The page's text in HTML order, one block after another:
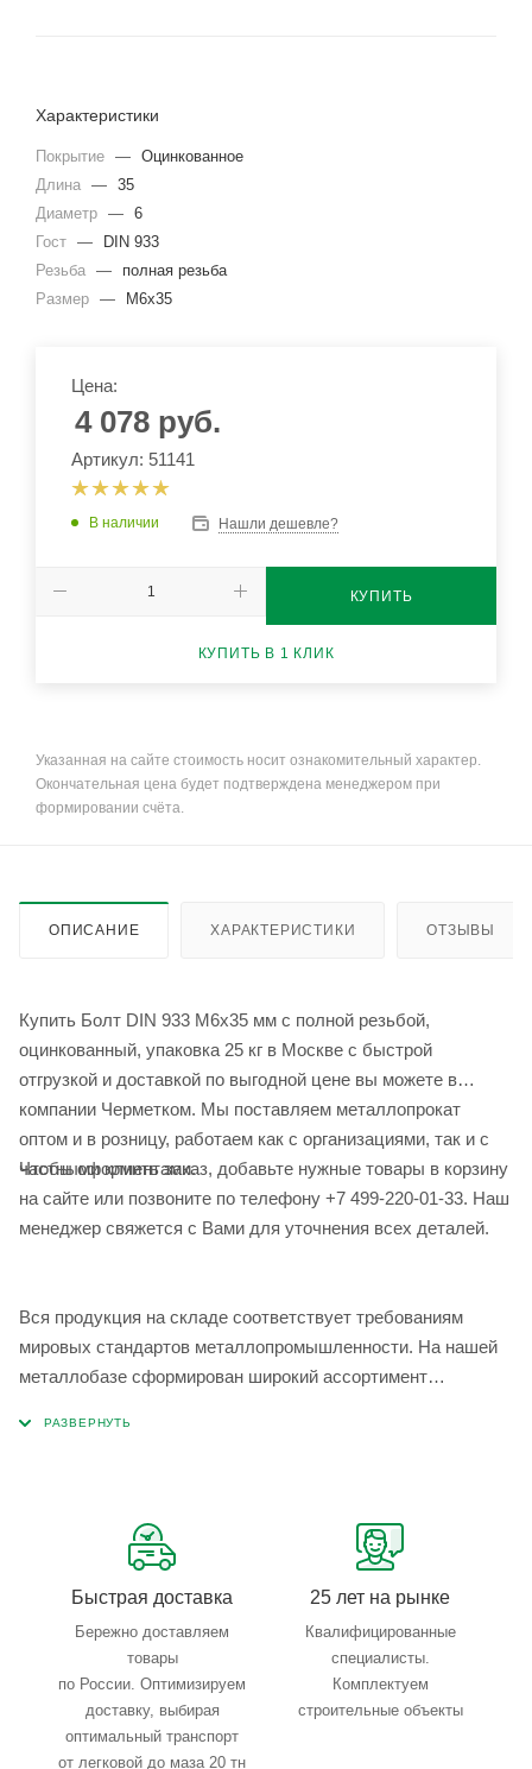
Характеристики
Покрытие — Оцинкованное
Длина — 35
Диаметр — 6
Гост —
DIN 933
Резьба —
полная резьба
Размер — М6х35
Цена:
4 078 руб.
Артикул: 51141
В наличии Нашли дешевле?
КУПИТЬ
КУПИТЬ В 1 КЛИК
Указанная на сайте стоимость носит ознакомительный характер.
Окончательная цена будет подтверждена менеджером при
формировании счёта.
ОПИСАНИЕ ХАРАКТЕРИСТИКИ ОТЗЫВЫ
Купить Болт DIN 933 М6х35 мм с полной резьбой,
оцинкованный, упаковка 25 кг в Москве с быстрой
отгрузкой и доставкой по выгодной цене вы можете в
компании Черметком. Мы поставляем металлопрокат
оптом и в розницу, работаем как с организациями, так и с
частными клиентами.
Чтобы оформить заказ, добавьте нужные товары в корзину
на сайте или позвоните по телефону +7 499-220-01-33. Наш
менеджер свяжется с Вами для уточнения всех деталей.
Вся продукция на складе соответствует требованиям
мировых стандартов металлопромышленности. На нашей
металлобазе сформирован широкий ассортимент
Быстрая доставка
Бережно доставляем
товары
по России. Оптимизируем
доставку, выбирая
оптимальный транспорт
от легковой до маза 20 тн
25 лет на рынке
Квалифицированные
специалисты.
Комплектуем
строительные объекты